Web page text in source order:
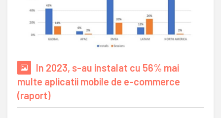
In 2023, s-au instalat cu 56% mai
multe aplicatii mobile de e-commerce
(raport)